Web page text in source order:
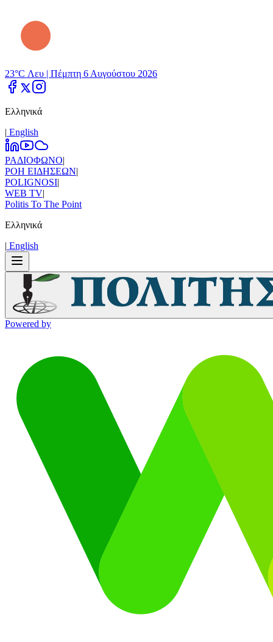
23°C Λευ | Πέμπτη 6 Αυγούστου 2026
Ελληνικά
| Εnglish
ΡΑΔΙΟΦΩΝΟ|
ΡΟΗ ΕΙΔΗΣΕΩΝ|
POLIGNOSI|
WEB TV|
Politis To The Point
Ελληνικά
| Εnglish
Powered by